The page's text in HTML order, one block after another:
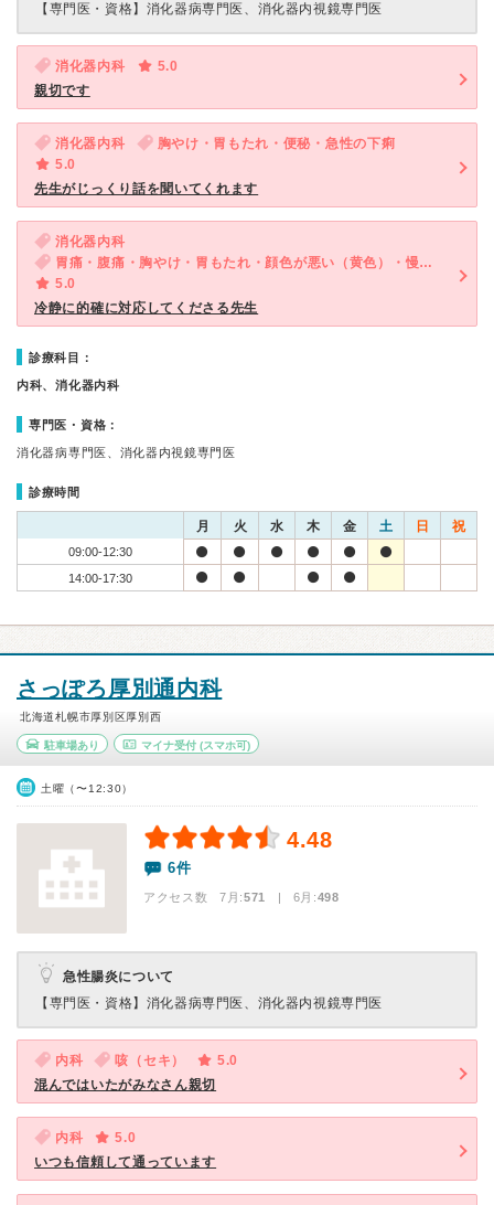
【専門医・資格】 消化器病専門医、消化器内視鏡専門医
消化器内科
5.0
親切です
消化器内科
胸やけ・胃もたれ・便秘・急性の下痢
5.0
先生がじっくり話を聞いてくれます
消化器内科
胃痛・腹痛・胸やけ・胃もたれ・顔色が悪い（黄色）・慢性の下痢
5.0
冷静に的確に対応してくださる先生
診療科目：
内科、消化器内科
専門医・資格：
消化器病専門医、消化器内視鏡専門医
診療時間
月 火 水 木 金 土 日 祝
09:00-12:30
14:00-17:30
さっぽろ厚別通内科
北海道札幌市厚別区厚別西
駐車場あり マイナ受付(スマホ可)
土曜（〜12:30）
4.48
6件
アクセス数 7月:571 | 6月:498
急性腸炎について
【専門医・資格】 消化器病専門医、消化器内視鏡専門医
内科 咳（セキ）
5.0
混んではいたがみなさん親切
内科
5.0
いつも信頼して通っています